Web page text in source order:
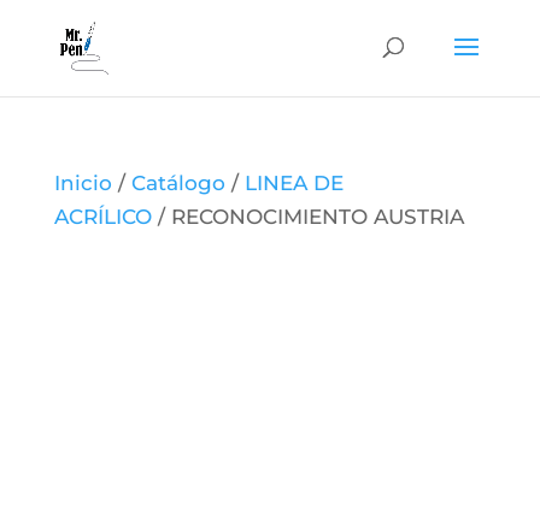
Inicio / Catálogo / LINEA DE
ACRÍLICO/ RECONOCIMIENTO AUSTRIA